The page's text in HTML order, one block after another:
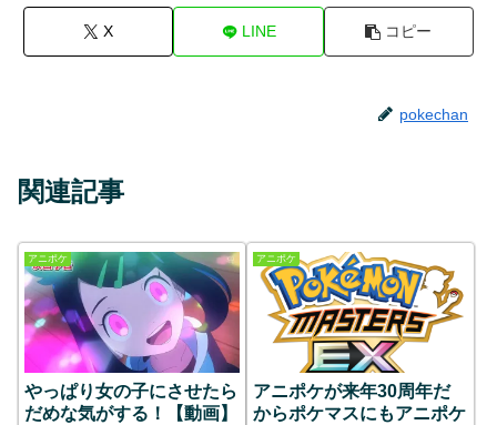
X LINE コピー
pokechan
関連記事
アニポケ
やっぱり女の子にさせたら
だめな気がする！【動画】
アニポケ
アニポケが来年30周年だ
からポケマスにもアニポケ